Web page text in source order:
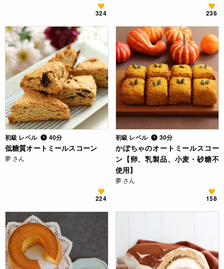
324 236
初級 レベル 40分
低糖質オートミールスコーン
夢 さん
224
初級 レベル 30分
かぼちゃのオートミールスコー
ン【卵、乳製品、小麦・砂糖不
使用】
夢 さん
158